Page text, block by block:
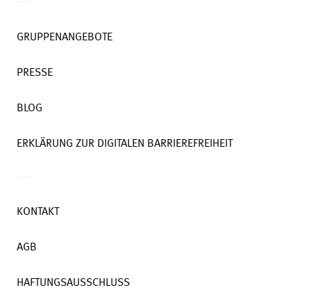
GRUPPENANGEBOTE
PRESSE
BLOG
ERKLÄRUNG ZUR DIGITALEN BARRIEREFREIHEIT
KONTAKT
AGB
HAFTUNGSAUSSCHLUSS